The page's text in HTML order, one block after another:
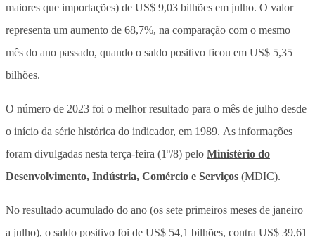
maiores que importações) de US$ 9,03 bilhões em julho. O valor
representa um aumento de 68,7%, na comparação com o mesmo
mês do ano passado, quando o saldo positivo ficou em US$ 5,35
bilhões.
O número de 2023 foi o melhor resultado para o mês de julho desde
o início da série histórica do indicador, em 1989. As informações
foram divulgadas nesta terça-feira (1º/8) pelo Ministério do
Desenvolvimento, Indústria, Comércio e Serviços (MDIC).
No resultado acumulado do ano (os sete primeiros meses de janeiro
a julho), o saldo positivo foi de US$ 54,1 bilhões, contra US$ 39,61